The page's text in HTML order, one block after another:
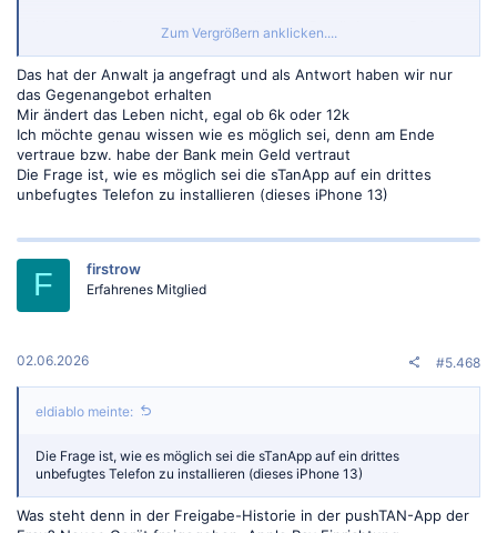
Um das zu klären, muss man aber sämtliche Details kennen. Da kann
Euch dann ein Anwalt sicherlich am besten weiterhelfen.
Zum Vergrößern anklicken....
Das hat der Anwalt ja angefragt und als Antwort haben wir nur
das Gegenangebot erhalten
Mir ändert das Leben nicht, egal ob 6k oder 12k
Ich möchte genau wissen wie es möglich sei, denn am Ende
vertraue bzw. habe der Bank mein Geld vertraut
Die Frage ist, wie es möglich sei die sTanApp auf ein drittes
unbefugtes Telefon zu installieren (dieses iPhone 13)
F firstrow
Erfahrenes Mitglied
02.06.2026 #5.468
eldiablo meinte:
Die Frage ist, wie es möglich sei die sTanApp auf ein drittes
unbefugtes Telefon zu installieren (dieses iPhone 13)
Was steht denn in der Freigabe-Historie in der pushTAN-App der